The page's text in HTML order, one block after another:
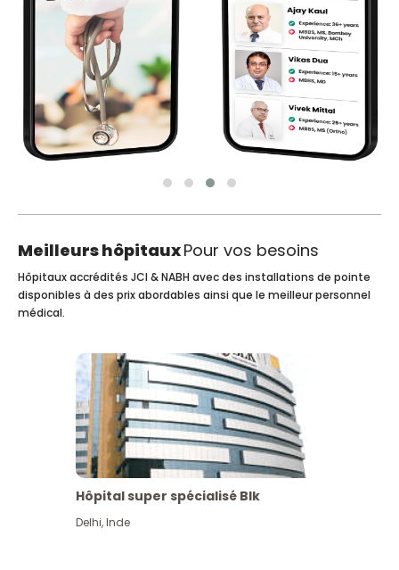
Meilleurs hôpitauxPour vos besoins
Hôpitaux accrédités JCI & NABH avec des installations de pointe
disponibles à des prix abordables ainsi que le meilleur personnel
médical.
Hôpital super spécialisé Blk
Delhi,Inde